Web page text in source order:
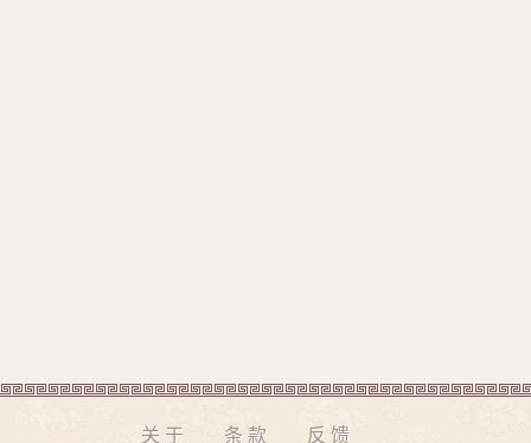
关于 条款 反馈